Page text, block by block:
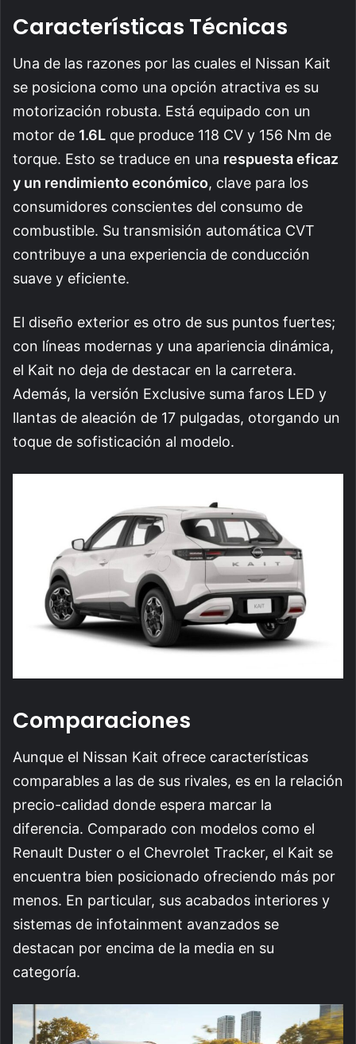
Características Técnicas
Una de las razones por las cuales el Nissan Kait
se posiciona como una opción atractiva es su
motorización robusta. Está equipado con un
motor de 1.6L que produce 118 CV y 156 Nm de
torque. Esto se traduce en una respuesta eficaz
y un rendimiento económico, clave para los
consumidores conscientes del consumo de
combustible. Su transmisión automática CVT
contribuye a una experiencia de conducción
suave y eficiente.
El diseño exterior es otro de sus puntos fuertes;
con líneas modernas y una apariencia dinámica,
el Kait no deja de destacar en la carretera.
Además, la versión Exclusive suma faros LED y
llantas de aleación de 17 pulgadas, otorgando un
toque de sofisticación al modelo.
Comparaciones
Aunque el Nissan Kait ofrece características
comparables a las de sus rivales, es en la relación
precio-calidad donde espera marcar la
diferencia. Comparado con modelos como el
Renault Duster o el Chevrolet Tracker, el Kait se
encuentra bien posicionado ofreciendo más por
menos. En particular, sus acabados interiores y
sistemas de infotainment avanzados se
destacan por encima de la media en su
categoría.